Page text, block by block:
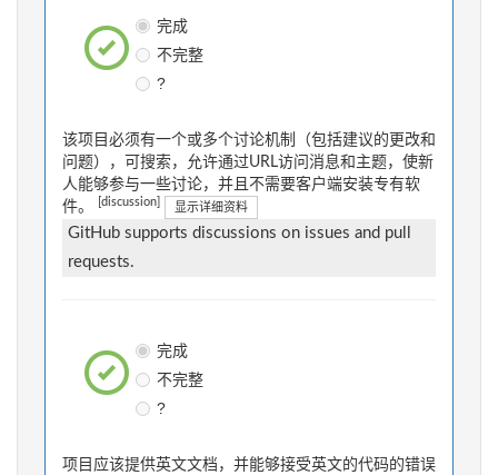
完成
不完整
?
该项目必须有一个或多个讨论机制（包括建议的更改和
问题），可搜索，允许通过URL访问消息和主题，使新
人能够参与一些讨论，并且不需要客户端安装专有软
件。
[discussion] 显示详细资料
GitHub supports discussions on issues and pull
requests.
完成
不完整
?
项目应该提供英文文档，并能够接受英文的代码的错误